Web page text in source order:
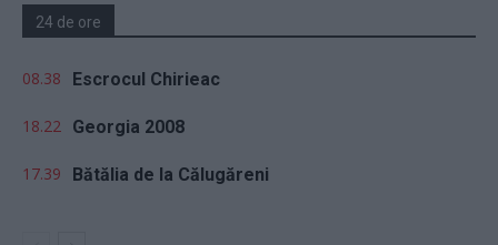
24 de ore
08.38 Escrocul Chirieac
18.22 Georgia 2008
17.39 Bătălia de la Călugăreni